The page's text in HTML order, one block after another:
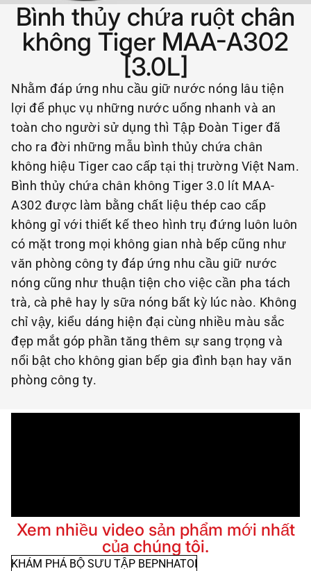
Bình thủy chứa ruột chân
không Tiger MAA-A302
[3.0L]
Nhằm đáp ứng nhu cầu giữ nước nóng lâu tiện
lợi để phục vụ những nước uống nhanh và an
toàn cho người sử dụng thì Tập Đoàn Tiger đã
cho ra đời những mẫu bình thủy chứa chân
không hiệu Tiger cao cấp tại thị trường Việt Nam.
Bình thủy chứa chân không Tiger 3.0 lít MAA-
A302 được làm bằng chất liệu thép cao cấp
không gỉ với thiết kế theo hình trụ đứng luôn luôn
có mặt trong mọi không gian nhà bếp cũng như
văn phòng công ty đáp ứng nhu cầu giữ nước
nóng cũng như thuận tiện cho việc cần pha tách
trà, cà phê hay ly sữa nóng bất kỳ lúc nào. Không
chỉ vậy, kiểu dáng hiện đại cùng nhiều màu sắc
đẹp mắt góp phần tăng thêm sự sang trọng và
nổi bật cho không gian bếp gia đình bạn hay văn
phòng công ty.
Xem nhiều video sản phẩm mới nhất
của chúng tôi.
KHÁM PHÁ BỘ SƯU TẬP BEPNHATOI